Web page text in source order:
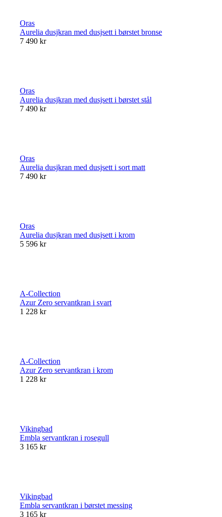
Oras
Aurelia dusjkran med dusjsett i børstet bronse
7 490 kr
Oras
Aurelia dusjkran med dusjsett i børstet stål
7 490 kr
Oras
Aurelia dusjkran med dusjsett i sort matt
7 490 kr
Oras
Aurelia dusjkran med dusjsett i krom
5 596 kr
A-Collection
Azur Zero servantkran i svart
1 228 kr
A-Collection
Azur Zero servantkran i krom
1 228 kr
Vikingbad
Embla servantkran i rosegull
3 165 kr
Vikingbad
Embla servantkran i børstet messing
3 165 kr